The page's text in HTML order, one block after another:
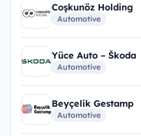
Coşkunöz Holding
Automotive
Yüce Auto – Škoda
Automotive
Beyçelik Gestamp
Automotive